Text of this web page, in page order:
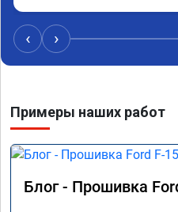
‹ ›
Примеры наших работ
Блог - Прошивка